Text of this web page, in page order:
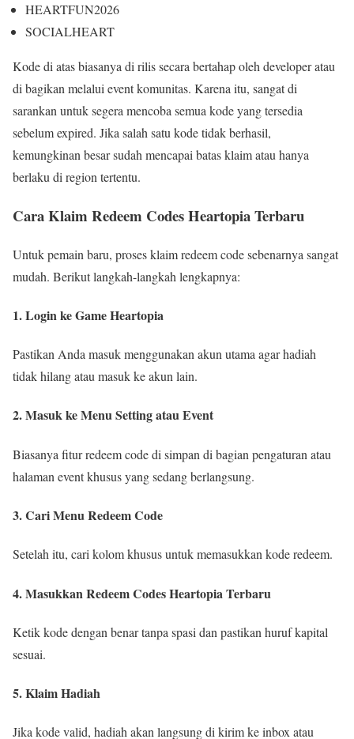
HEARTFUN2026
SOCIALHEART
Kode di atas biasanya di rilis secara bertahap oleh developer atau
di bagikan melalui event komunitas. Karena itu, sangat di
sarankan untuk segera mencoba semua kode yang tersedia
sebelum expired. Jika salah satu kode tidak berhasil,
kemungkinan besar sudah mencapai batas klaim atau hanya
berlaku di region tertentu.
Cara Klaim Redeem Codes Heartopia Terbaru
Untuk pemain baru, proses klaim redeem code sebenarnya sangat
mudah. Berikut langkah-langkah lengkapnya:
1. Login ke Game Heartopia
Pastikan Anda masuk menggunakan akun utama agar hadiah
tidak hilang atau masuk ke akun lain.
2. Masuk ke Menu Setting atau Event
Biasanya fitur redeem code di simpan di bagian pengaturan atau
halaman event khusus yang sedang berlangsung.
3. Cari Menu Redeem Code
Setelah itu, cari kolom khusus untuk memasukkan kode redeem.
4. Masukkan Redeem Codes Heartopia Terbaru
Ketik kode dengan benar tanpa spasi dan pastikan huruf kapital
sesuai.
5. Klaim Hadiah
Jika kode valid, hadiah akan langsung di kirim ke inbox atau